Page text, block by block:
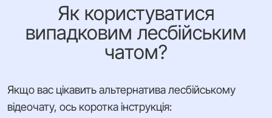
Як користуватися
випадковим лесбійським
чатом?
Якщо вас цікавить альтернатива лесбійському
відеочату, ось коротка інструкція: